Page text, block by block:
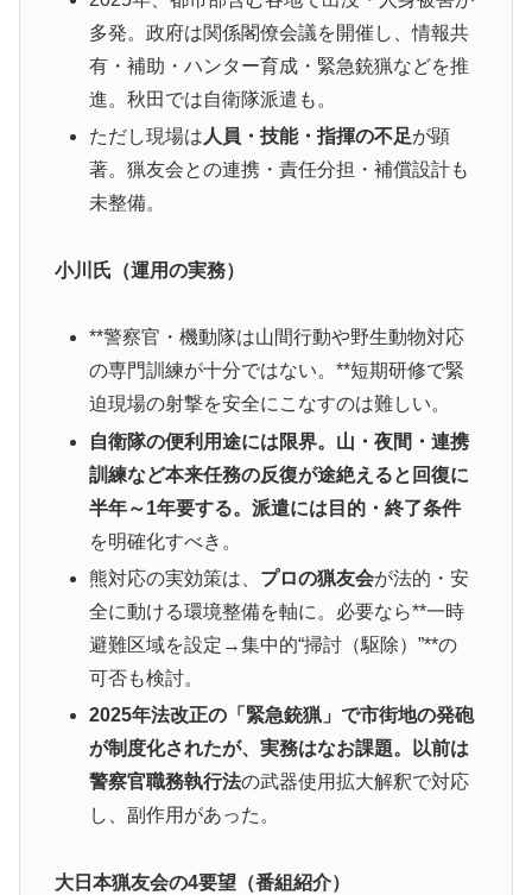
多発。政府は関係閣僚会議を開催し、情報共
有・補助・ハンター育成・緊急銃猟などを推
進。秋田では自衛隊派遣も。
ただし現場は 人員・技能・指揮の不足が顕
著。猟友会との連携・責任分担・補償設計も
未整備。
小川氏（運用の実務）
**警察官・機動隊は山間行動や野生動物対応
の専門訓練が十分ではない。**短期研修で緊
迫現場の射撃を安全にこなすのは難しい。
自衛隊の便利用途には限界。山・夜間・連携
訓練など本来任務の反復が途絶えると回復に
半年～1年要する。派遣には目的・終了条件
を明確化すべき。
熊対応の実効策は、 プロの猟友会が法的・安
全に動ける環境整備を軸に。必要なら**一時
避難区域を設定→集中的“掃討（駆除）”**の
可否も検討。
2025年法改正の「緊急銃猟」で市街地の発砲
が制度化されたが、実務はなお課題。以前は
警察官職務執行法の武器使用拡大解釈で対応
し、副作用があった。
大日本猟友会の4要望（番組紹介）